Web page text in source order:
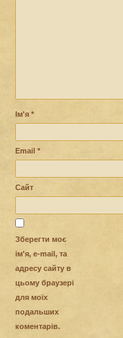
Ім'я *
Email *
Сайт
Зберегти моє
ім'я, e-mail, та
адресу сайту в
цьому браузері
для моїх
подальших
коментарів.